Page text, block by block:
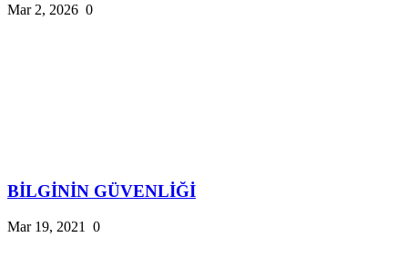
Mar 2, 2026 0
BİLGİNİN GÜVENLİĞİ
Mar 19, 2021 0